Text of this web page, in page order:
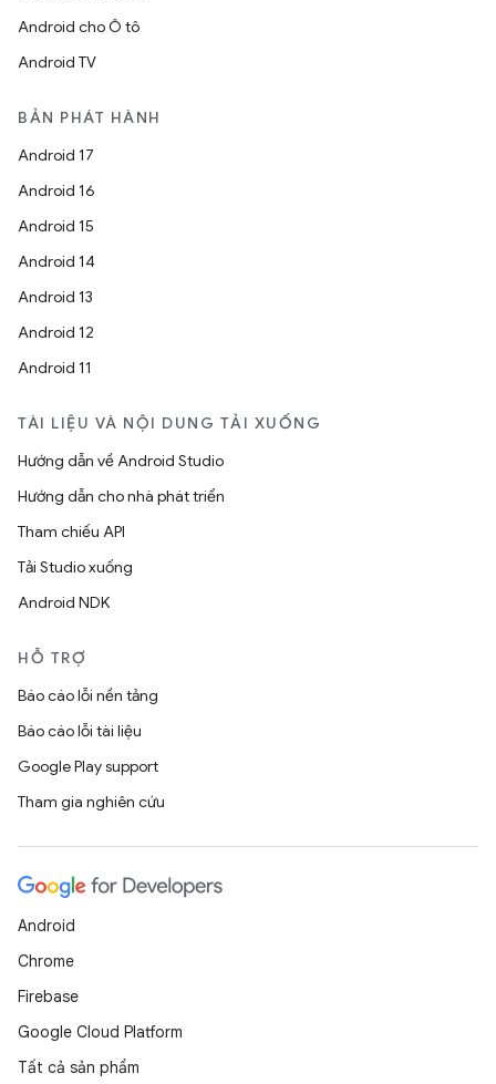
Android cho Ô tô
Android TV
BẢN PHÁT HÀNH
Android 17
Android 16
Android 15
Android 14
Android 13
Android 12
Android 11
TÀI LIỆU VÀ NỘI DUNG TẢI XUỐNG
Hướng dẫn về Android Studio
Hướng dẫn cho nhà phát triển
Tham chiếu API
Tải Studio xuống
Android NDK
HỖ TRỢ
Báo cáo lỗi nền tảng
Báo cáo lỗi tài liệu
Google Play support
Tham gia nghiên cứu
Android
Chrome
Firebase
Google Cloud Platform
Tất cả sản phẩm